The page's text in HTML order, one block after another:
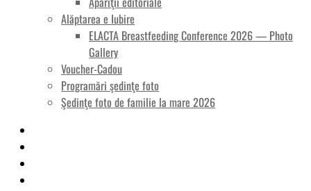
Alăptarea e Iubire
ELACTA Breastfeeding Conference 2026 — Photo
Gallery
Voucher-Cadou
Programări şedinţe foto
Şedinţe foto de familie la mare 2026